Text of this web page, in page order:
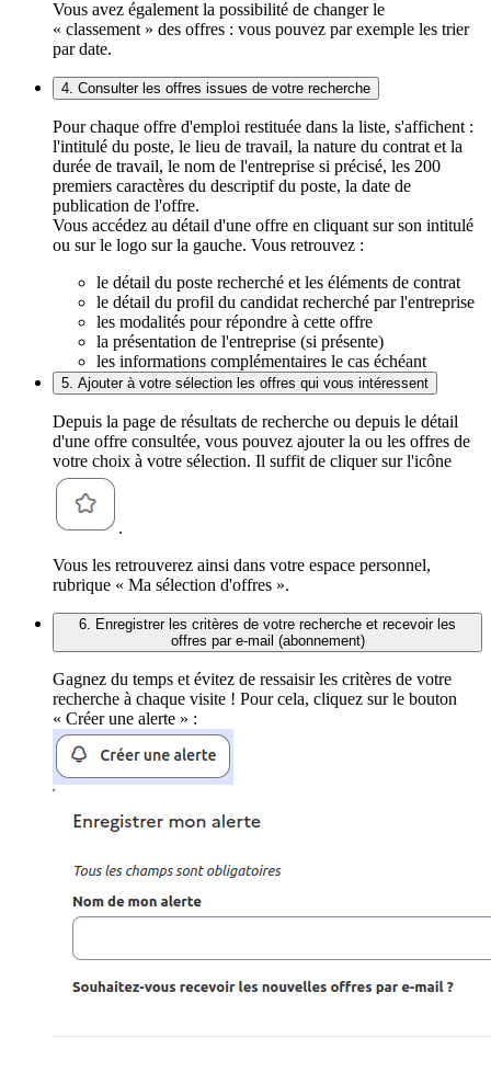
Vous avez également la possibilité de changer le
« classement » des offres : vous pouvez par exemple les trier
par date.
4. Consulter les offres issues de votre recherche
Pour chaque offre d'emploi restituée dans la liste, s'affichent :
l'intitulé du poste, le lieu de travail, la nature du contrat et la
durée de travail, le nom de l'entreprise si précisé, les 200
premiers caractères du descriptif du poste, la date de
publication de l'offre.
Vous accédez au détail d'une offre en cliquant sur son intitulé
ou sur le logo sur la gauche. Vous retrouvez :
le détail du poste recherché et les éléments de contrat
le détail du profil du candidat recherché par l'entreprise
les modalités pour répondre à cette offre
la présentation de l'entreprise (si présente)
les informations complémentaires le cas échéant
5. Ajouter à votre sélection les offres qui vous intéressent
Depuis la page de résultats de recherche ou depuis le détail
d'une offre consultée, vous pouvez ajouter la ou les offres de
votre choix à votre sélection. Il suffit de cliquer sur l'icône
.
Vous les retrouverez ainsi dans votre espace personnel,
rubrique « Ma sélection d'offres ».
6. Enregistrer les critères de votre recherche et recevoir les
offres par e-mail (abonnement)
Gagnez du temps et évitez de ressaisir les critères de votre
recherche à chaque visite ! Pour cela, cliquez sur le bouton
« Créer une alerte » :